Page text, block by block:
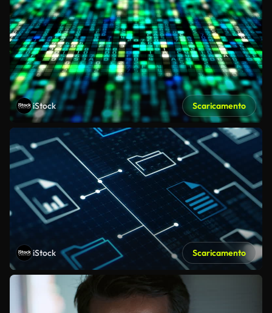
iStock Scaricamento
iStock Scaricamento